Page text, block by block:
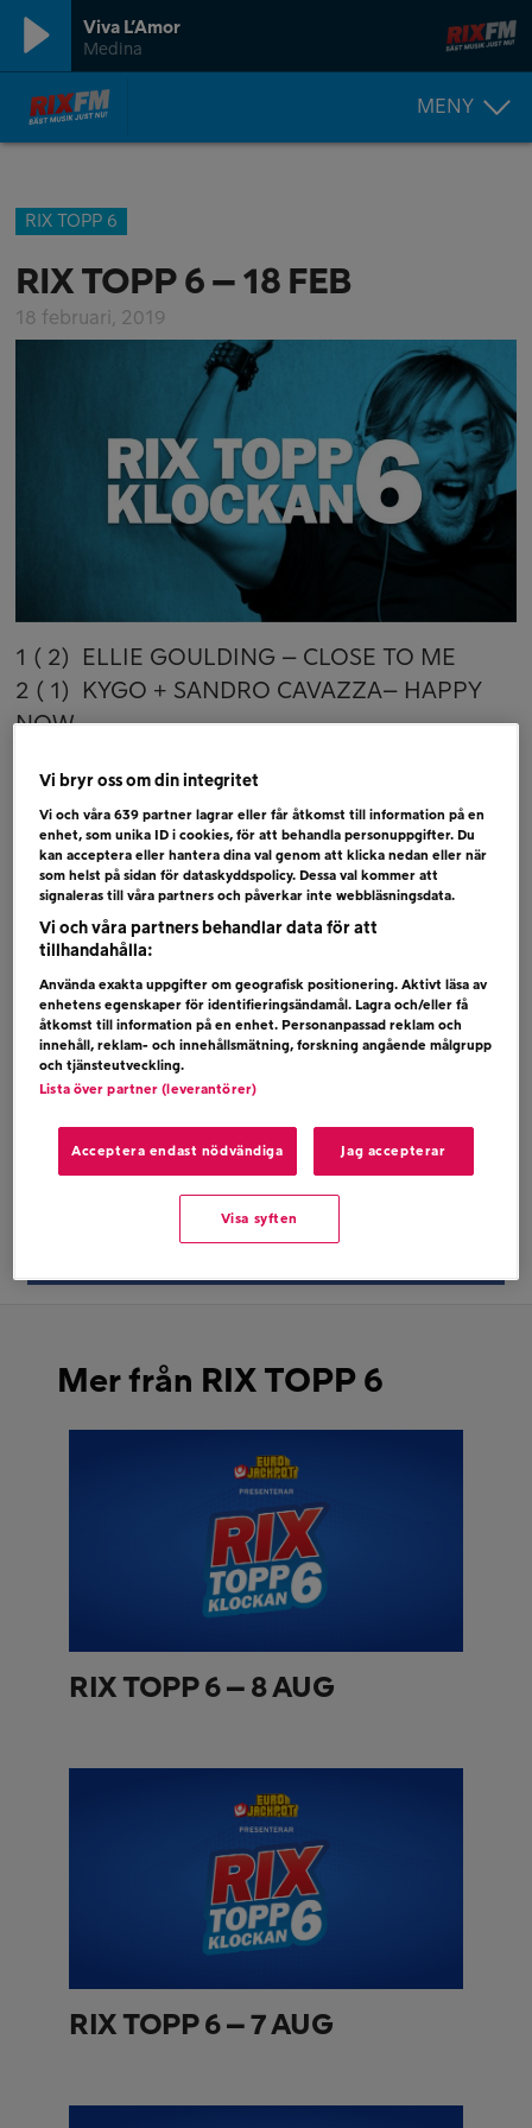
Viva L’Amor
Medina
MENY
RIX TOPP 6
RIX TOPP 6 – 18 FEB
18 februari, 2019
1 ( 2) ELLIE GOULDING – CLOSE TO ME
2 ( 1) KYGO + SANDRO CAVAZZA– HAPPY
NOW
4 ( 5) VICTOR CRONE – STORM
5 ( 4) PANIC! AT THE DISCO – HIGH HOPES
6 (NY) ANNA BERGENDAHL – ASHES TO
ASHES
Bubblare
RITA ORA – LET YOU LOVE ME
LEWIS CAPALDI – SOMEONE YOU LOVED
LADY GAGA – ALWAYS REMEMBER US THIS
WAY
Dela på twitter
Mer från RIX TOPP 6
RIX TOPP 6 – 8 AUG
RIX TOPP 6 – 7 AUG
Vi bryr oss om din integritet
Vi och våra639 partner lagrar eller får åtkomst till information på en
enhet, som unika ID i cookies, för att behandla personuppgifter. Du
kan acceptera eller hantera dina val genom att klicka nedan eller när
som helst på sidan för dataskyddspolicy. Dessa val kommer att
signaleras till våra partners och påverkar inte webbläsningsdata.
Vi och våra partners behandlar data för att
tillhandahålla:
Använda exakta uppgifter om geografisk positionering. Aktivt läsa av
enhetens egenskaper för identifieringsändamål. Lagra och/eller få
åtkomst till information på en enhet. Personanpassad reklam och
innehåll, reklam- och innehållsmätning, forskning angående målgrupp
och tjänsteutveckling.
Lista över partner (leverantörer)
Acceptera endast nödvändiga Jag accepterar
Visa syften